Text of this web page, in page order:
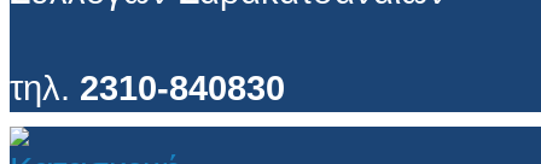
τηλ. 2310-840830